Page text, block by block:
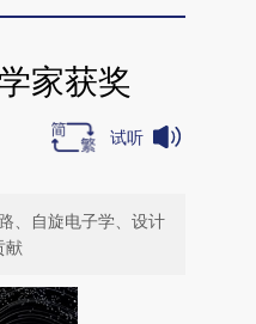
家获奖
试听
、自旋电子学、设计
献